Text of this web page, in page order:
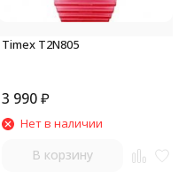
Timex T2N805
3 990₽
Нет в наличии
В корзину